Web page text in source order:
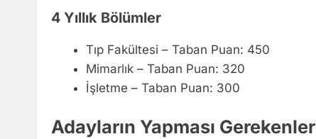
4 Yıllık Bölümler
Tıp Fakültesi – Taban Puan: 450
Mimarlık – Taban Puan: 320
İşletme – Taban Puan: 300
Adayların Yapması Gerekenler